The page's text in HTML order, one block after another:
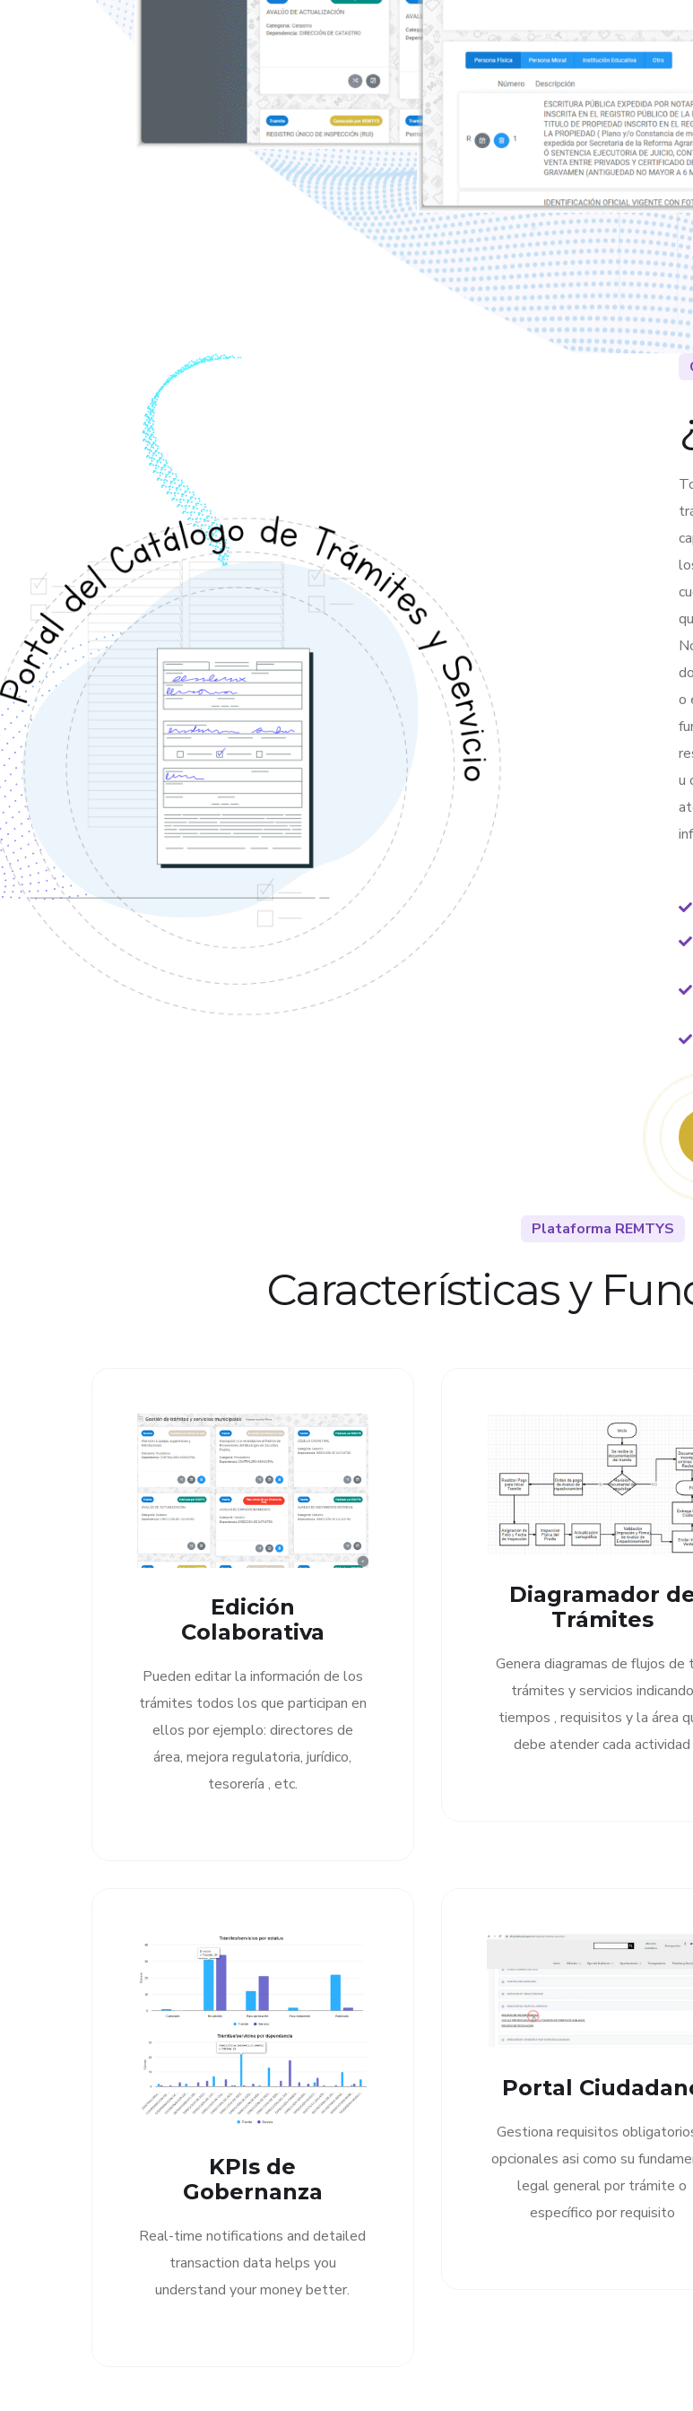
o
u
Plataforma REMTYS
Características y
Edición
Colaborativa
Pueden editar la información de los
trámites todos los que participan en
ellos por ejemplo: directores de
área, mejora regulatoria, jurídico,
tesorería , etc.
Diagramador
Trámites
Genera diagramas de flujos de
trámites y servicios indicando
tiempos , requisitos y la área
debe atender cada actividad
KPIs de
Gobernanza
Real-time notifications and detailed
transaction data helps you
understand your money better.
Portal
Gestiona requisitos
opcionales asi como su
legal general por trámite o
específico por requisito